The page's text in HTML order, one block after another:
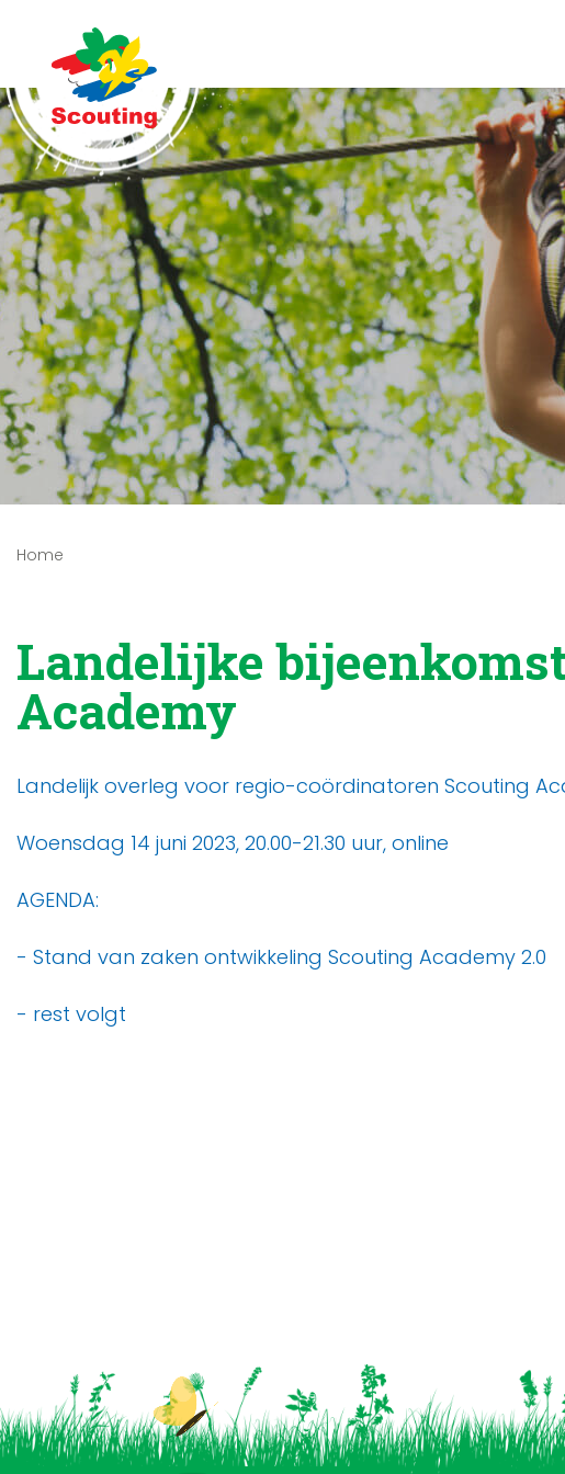
Home
Landelijke
Academy
Landelijk overleg voor regio-coördinatoren Scouting
Woensdag 14 juni 2023, 20.00-21.30 uur, online
AGENDA:
- Stand van zaken ontwikkeling Scouting Academy 2.0
- rest volgt